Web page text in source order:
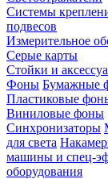
Системы
подвесов
Измерительное
Серые карты
Стойки и
Фоны Бумажные
Пластиковые
Виниловые фоны
Синхронизаторы
для света
машины и спец-
оборудования